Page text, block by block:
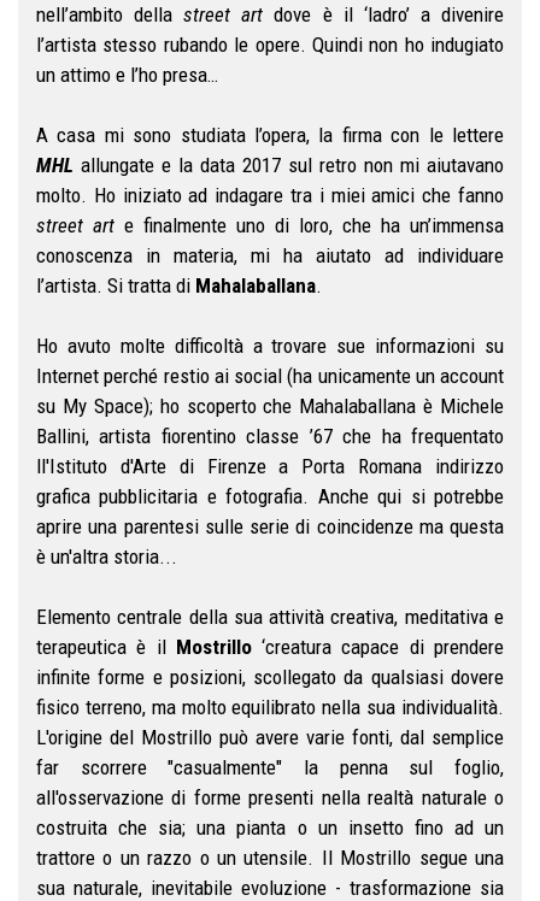
nell’ambito dellastreet art dove è il ‘ladro’ a divenire
l’artista stesso rubando le opere. Quindi non ho indugiato
un attimo e l’ho presa…
A casa mi sono studiata l’opera, la firma con le lettere
MHL allungate e la data 2017 sul retro non mi aiutavano
molto. Ho iniziato ad indagare tra i miei amici che fanno
street art e finalmente uno di loro, che ha un’immensa
conoscenza in materia, mi ha aiutato ad individuare
l’artista. Si tratta di Mahalaballana.
Ho avuto molte difficoltà a trovare sue informazioni su
Internet perché restio ai social (ha unicamente un account
su My Space); ho scoperto che Mahalaballana è Michele
Ballini, artista fiorentino classe ’67 che ha frequentato
ll'Istituto d'Arte di Firenze a Porta Romana indirizzo
grafica pubblicitaria e fotografia. Anche qui si potrebbe
aprire una parentesi sulle serie di coincidenze ma questa
è un'altra storia...
Elemento centrale della sua attività creativa, meditativa e
terapeutica è il Mostrillo‘creatura capace di prendere
infinite forme e posizioni, scollegato da qualsiasi dovere
fisico terreno, ma molto equilibrato nella sua individualità.
L'origine del Mostrillo può avere varie fonti, dal semplice
far scorrere "casualmente" la penna sul foglio,
all'osservazione di forme presenti nella realtà naturale o
costruita che sia; una pianta o un insetto fino ad un
trattore o un razzo o un utensile. Il Mostrillo segue una
sua naturale, inevitabile evoluzione - trasformazione sia